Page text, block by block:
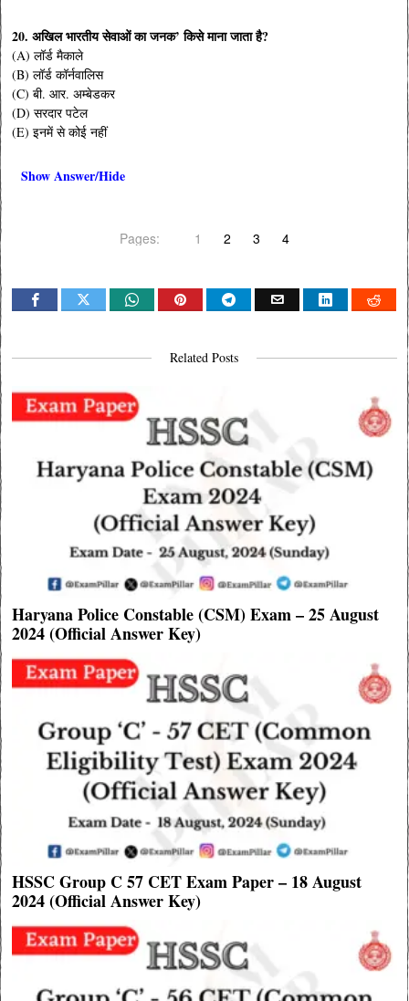
20.अखिल भारतीय सेवाओं का जनक’ किसे माना जाता है?
(A) लॉर्ड मैकाले
(B) लॉर्ड कॉर्नवालिस
(C) बी. आर. अम्बेडकर
(D) सरदार पटेल
(E) इनमें से कोई नहीं
Show Answer/Hide
Pages: 1 2 3 4
Related Posts
Haryana Police Constable (CSM) Exam – 25 August
2024 (Official Answer Key)
HSSC Group C 57 CET Exam Paper – 18 August
2024 (Official Answer Key)